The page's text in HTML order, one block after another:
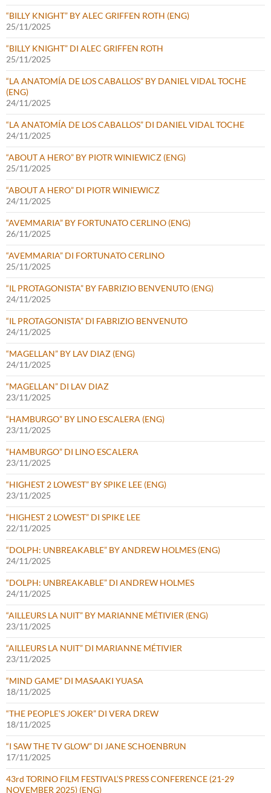
“BILLY KNIGHT” BY ALEC GRIFFEN ROTH (ENG)
25/11/2025
“BILLY KNIGHT” DI ALEC GRIFFEN ROTH
25/11/2025
“LA ANATOMÍA DE LOS CABALLOS” BY DANIEL VIDAL TOCHE
(ENG)
24/11/2025
“LA ANATOMÍA DE LOS CABALLOS” DI DANIEL VIDAL TOCHE
24/11/2025
“ABOUT A HERO” BY PIOTR WINIEWICZ (ENG)
25/11/2025
“ABOUT A HERO” DI PIOTR WINIEWICZ
24/11/2025
“AVEMMARIA” BY FORTUNATO CERLINO (ENG)
26/11/2025
“AVEMMARIA” DI FORTUNATO CERLINO
25/11/2025
“IL PROTAGONISTA” BY FABRIZIO BENVENUTO (ENG)
24/11/2025
“IL PROTAGONISTA” DI FABRIZIO BENVENUTO
24/11/2025
“MAGELLAN” BY LAV DIAZ (ENG)
24/11/2025
“MAGELLAN” DI LAV DIAZ
23/11/2025
“HAMBURGO” BY LINO ESCALERA (ENG)
23/11/2025
“HAMBURGO” DI LINO ESCALERA
23/11/2025
“HIGHEST 2 LOWEST” BY SPIKE LEE (ENG)
23/11/2025
“HIGHEST 2 LOWEST” DI SPIKE LEE
22/11/2025
“DOLPH: UNBREAKABLE” BY ANDREW HOLMES (ENG)
24/11/2025
“DOLPH: UNBREAKABLE” DI ANDREW HOLMES
24/11/2025
“AILLEURS LA NUIT” BY MARIANNE MÉTIVIER (ENG)
23/11/2025
“AILLEURS LA NUIT” DI MARIANNE MÉTIVIER
23/11/2025
“MIND GAME” DI MASAAKI YUASA
18/11/2025
“THE PEOPLE’S JOKER” DI VERA DREW
18/11/2025
“I SAW THE TV GLOW” DI JANE SCHOENBRUN
17/11/2025
43rd TORINO FILM FESTIVAL’S PRESS CONFERENCE (21-29
NOVEMBER 2025) (ENG)